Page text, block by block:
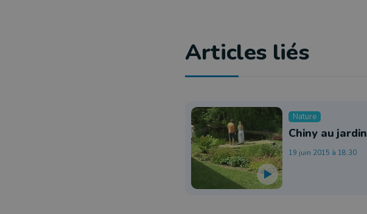
Articles liés
Nature
Chiny au jardin
19 juin 2015 à 18:30